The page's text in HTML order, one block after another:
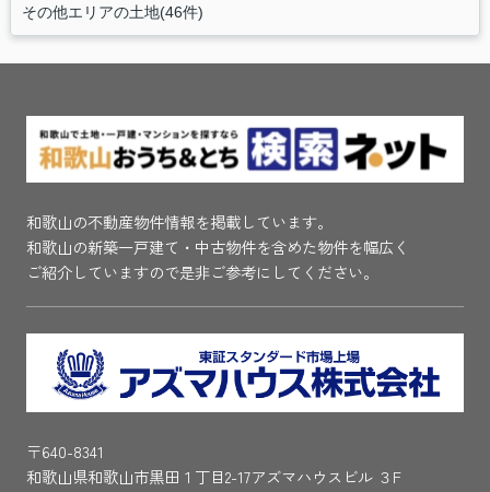
その他エリアの土地(46件)
和歌山の不動産物件情報を掲載しています。
和歌山の新築一戸建て・中古物件を含めた物件を幅広く
ご紹介していますので是非ご参考にしてください。
〒640-8341
和歌山県和歌山市黒田１丁目2-17アズマハウスビル ３F